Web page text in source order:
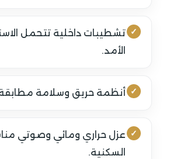
تشطيبات داخلية تتحمل
الأمد.
أنظمة حريق وسلامة مطابقة
عزل حراري ومائي وصوتي
السكنية.